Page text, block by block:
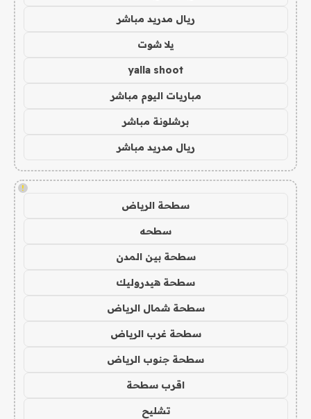
ريال مدريد مباشر
يلا شوت
yalla shoot
مباريات اليوم مباشر
برشلونة مباشر
ريال مدريد مباشر
!
سطحة الرياض
سطحه
سطحة بين المدن
سطحة هيدروليك
سطحة شمال الرياض
سطحة غرب الرياض
سطحة جنوب الرياض
اقرب سطحة
تشليح